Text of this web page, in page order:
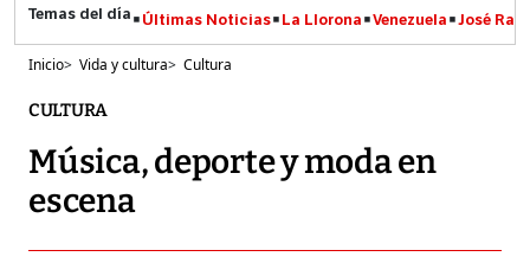
Últimas Noticias La Llorona Venezuela José
Inicio> Vida y cultura> Cultura
CULTURA
Música, deporte y moda en
escena